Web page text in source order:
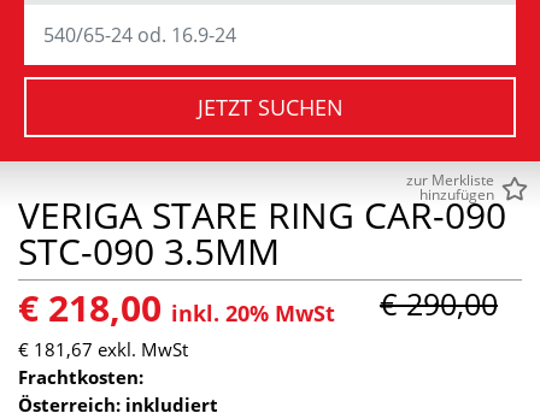
JETZT SUCHEN
zur Merkliste
hinzufügen
VERIGA STARE RING CAR-090
STC-090 3.5MM
€ 218,00 inkl. 20% MwSt € 290,00
€ 181,67 exkl. MwSt
Frachtkosten:
Österreich: inkludiert